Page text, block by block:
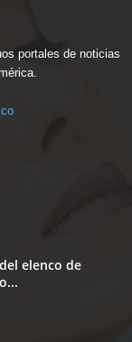
portales de noticias
elenco de